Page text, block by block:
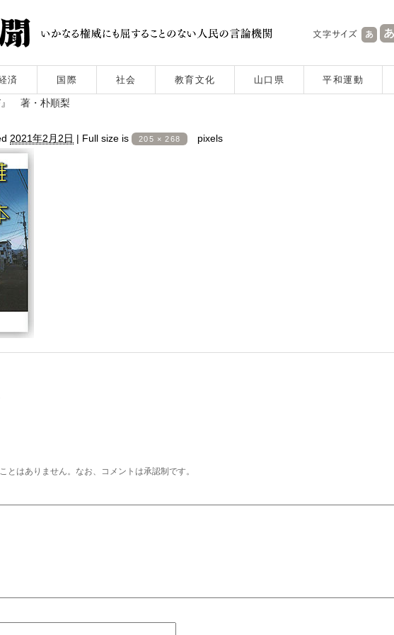
済 国際 社会 教育文化 山口県 平和運動
』 著・朴順梨
2021年2月2日 | Full size is 205 × 268 pixels
とはありません。なお、コメントは承認制です。